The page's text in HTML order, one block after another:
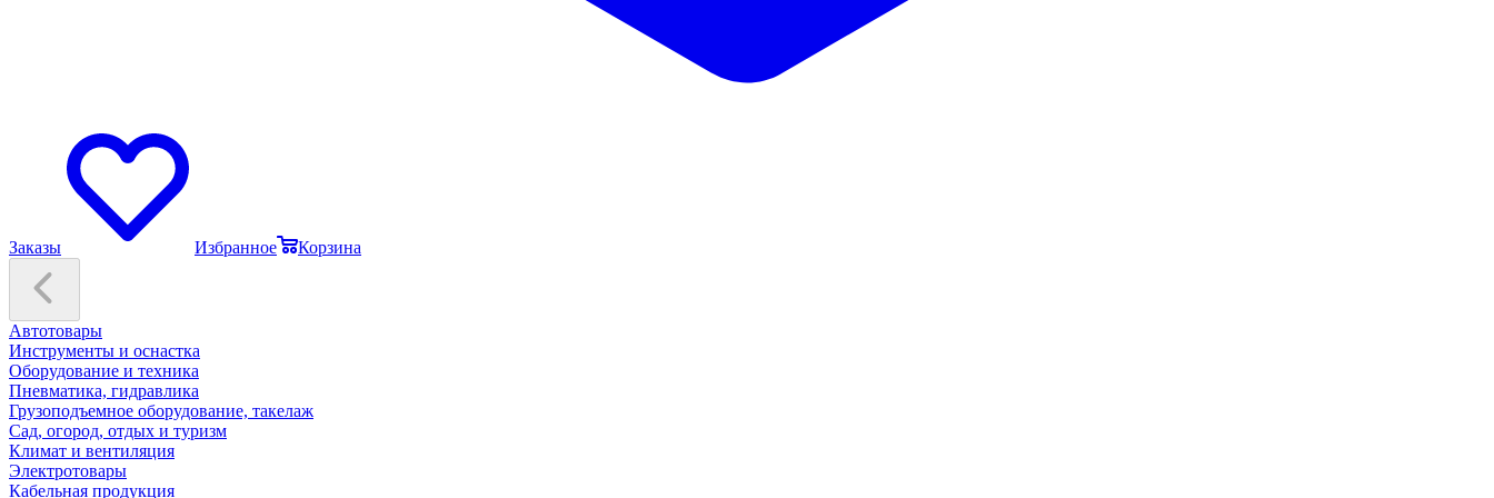
Заказы Избранное Корзина
Автотовары
Инструменты и оснастка
Оборудование и техника
Пневматика, гидравлика
Грузоподъемное оборудование, такелаж
Сад, огород, отдых и туризм
Климат и вентиляция
Электротовары
Кабельная продукция